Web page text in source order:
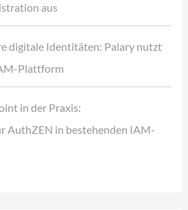
aus
digitale Identitäten: Palary nutzt
Plattform
in der Praxis:
AuthZEN in bestehenden IAM-